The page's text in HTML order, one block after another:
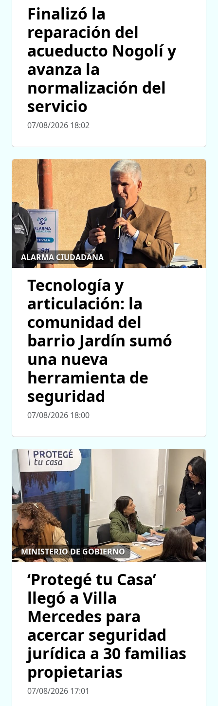
Finalizó la
reparación del
acueducto Nogolí y
avanza la
normalización del
servicio
07/08/2026 18:02
ALARMA CIUDADANA
Tecnología y
articulación: la
comunidad del
barrio Jardín sumó
una nueva
herramienta de
seguridad
07/08/2026 18:00
MINISTERIO DE GOBIERNO
‘Protegé tu Casa’
llegó a Villa
Mercedes para
acercar seguridad
jurídica a 30 familias
propietarias
07/08/2026 17:01